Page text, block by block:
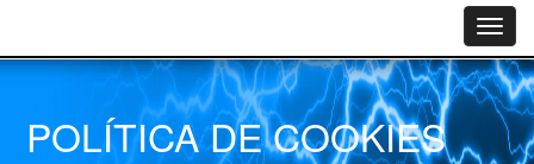
POLÍTICA DE COOKIES